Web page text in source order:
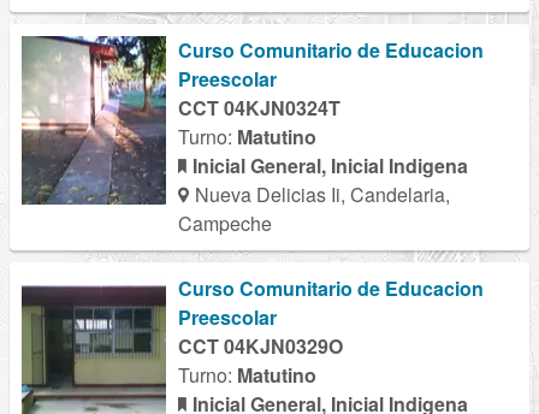
Curso Comunitario de Educacion
Preescolar
CCT 04KJN0324T
Turno: Matutino
Inicial General, Inicial Indigena
Nueva Delicias Ii, Candelaria,
Campeche
Curso Comunitario de Educacion
Preescolar
CCT 04KJN0329O
Turno: Matutino
Inicial General, Inicial Indigena